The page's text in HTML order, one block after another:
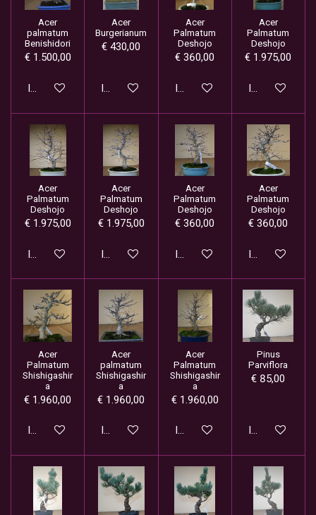
Acer
palmatum
Benishidori
€ 1.500,00
In winkelwagen
Acer
Burgerianum
€ 430,00
In winkelwagen
Acer
Palmatum
Deshojo
€ 360,00
In winkelwagen
Acer
Palmatum
Deshojo
€ 1.975,00
In
Acer
Palmatum
Deshojo
€ 1.975,00
In winkelwagen
Acer
Palmatum
Deshojo
€ 1.975,00
In winkelwagen
Acer
Palmatum
Deshojo
€ 360,00
In winkelwagen
Acer
Palmatum
Deshojo
€ 360,00
In
Acer
Palmatum
Shishigashir
a
€ 1.960,00
In winkelwagen
Acer
palmatum
Shishigashir
a
€ 1.960,00
In winkelwagen
Acer
Palmatum
Shishigashir
a
€ 1.960,00
In winkelwagen
Pinus
Parviflora
€ 85,00
In